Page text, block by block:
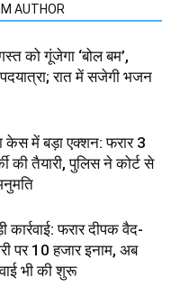
AUTHOR
को गूंजेगा ‘बोल बम’,
रात में सजेगी भजन
केस में बड़ा एक्शन: फरार 3
की तैयारी, पुलिस ने कोर्ट से
कार्रवाई: फरार दीपक वैद-
पर 10 हजार इनाम, अब
भी की शुरू